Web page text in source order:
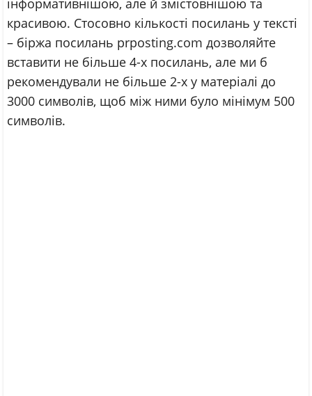
інформативнішою, але й змістовнішою та
красивою. Стосовно кількості посилань у тексті
– біржа посилань prposting.com дозволяйте
вставити не більше 4-х посилань, але ми б
рекомендували не більше 2-х у матеріалі до
3000 символів, щоб між ними було мінімум 500
символів.